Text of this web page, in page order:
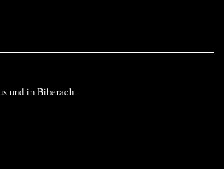
und in Biberach.